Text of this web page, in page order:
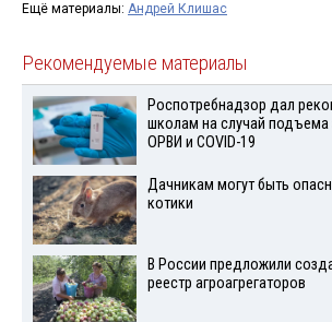
Ещё материалы: Андрей Клишас
Рекомендуемые материалы
Роспотребнадзор дал
школам на случай подъема
ОРВИ и COVID-19
Дачникам могут быть
котики
В России предложили
реестр агроагрегаторов